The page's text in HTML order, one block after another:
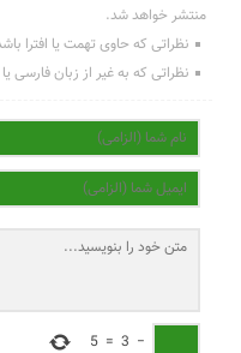
منتشر خواهد شد.
نظراتی که حاوی تهمت یا افترا
نظراتی که به غیر از زبان فارسی
−
3
=
5